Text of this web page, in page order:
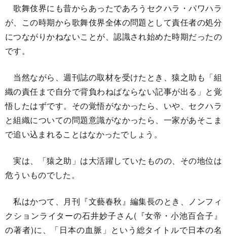
歌舞伎界にも昔からあったであろうセクハラ・パワハラ
が、この時期から歌舞伎界全体の問題として責任者の処分
につながりかねないことが、認識され始めた時期だったの
です。
当然ながら、週刊誌の取材を受けたとき、猿之助も「組
織の責任まで自分で背負わねばならない記事が出る」と覚
悟したはずです。その覚悟がなかったら、いや、セクハラ
と組織についての問題意識がなかったら、一家があそこま
で追い込まれることはなかったでしょう。
実は、「猿之助」は大活躍していたものの、その地位は
危ういものでした。
私はかつて、月刊『文藝春秋』編集長のとき、ノンフィ
クションライターの石井妙子さん(『女帝・小池百合子』
の著者)に、「日本の血脈」という総タイトルで日本の名